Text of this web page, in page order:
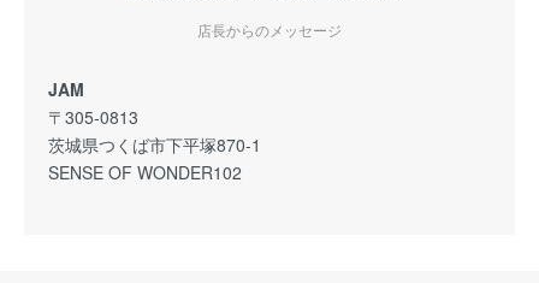
店長からのメッセージ
JAM
〒305-0813
茨城県つくば市下平塚870-1
SENSE OF WONDER102